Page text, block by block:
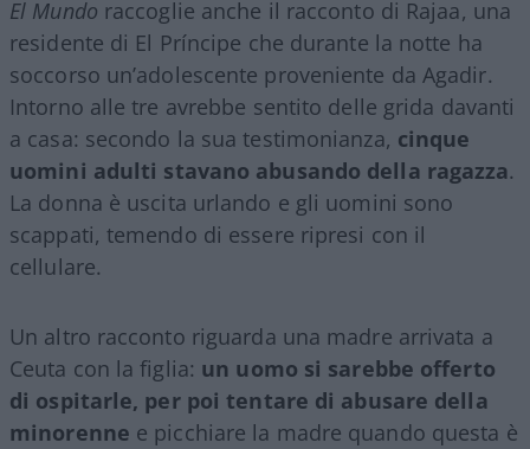
El Mundo raccoglie anche il racconto di Rajaa, una
residente di El Príncipe che durante la notte ha
soccorso un’adolescente proveniente da Agadir.
Intorno alle tre avrebbe sentito delle grida davanti
a casa: secondo la sua testimonianza, cinque
uomini adulti stavano abusando della ragazza.
La donna è uscita urlando e gli uomini sono
scappati, temendo di essere ripresi con il
cellulare.
Un altro racconto riguarda una madre arrivata a
Ceuta con la figlia: un uomo si sarebbe offerto
di ospitarle, per poi tentare di abusare della
minorenne e picchiare la madre quando questa è